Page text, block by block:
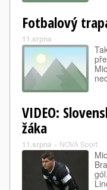
Fotbalový
11.srpna
VIDEO:
žáka
11.srpna » NOVA Sport